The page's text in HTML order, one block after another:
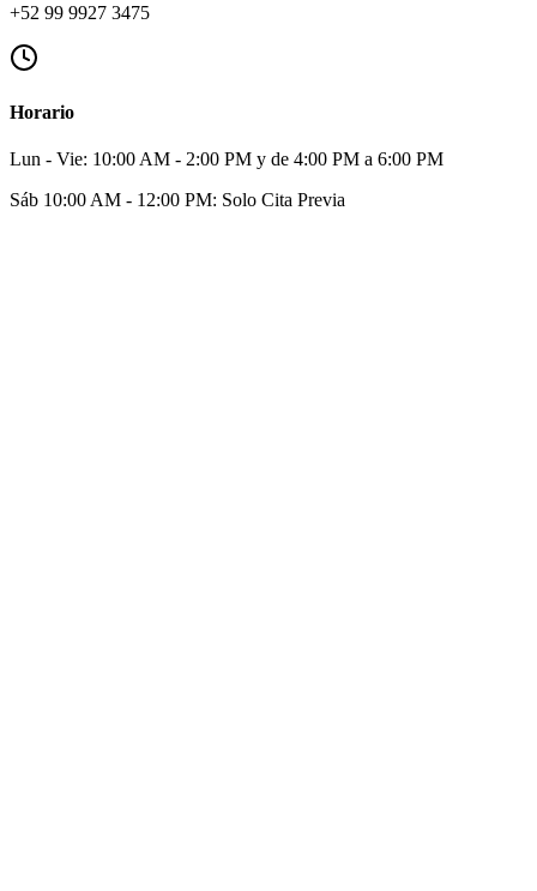
+52 99 9927 3475
Horario
Lun - Vie: 10:00 AM - 2:00 PM y de 4:00 PM a 6:00 PM
Sáb 10:00 AM - 12:00 PM: Solo Cita Previa